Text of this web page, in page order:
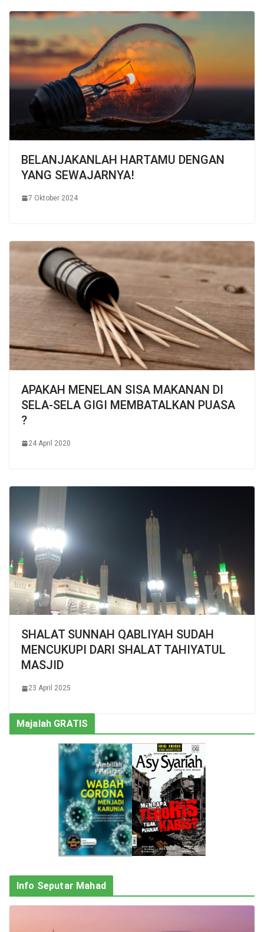
BELANJAKANLAH HARTAMU DENGAN
YANG SEWAJARNYA!
7 Oktober 2024
APAKAH MENELAN SISA MAKANAN DI
SELA-SELA GIGI MEMBATALKAN PUASA
?
24 April 2020
SHALAT SUNNAH QABLIYAH SUDAH
MENCUKUPI DARI SHALAT TAHIYATUL
MASJID
23 April 2025
Majalah GRATIS
Info Seputar Mahad